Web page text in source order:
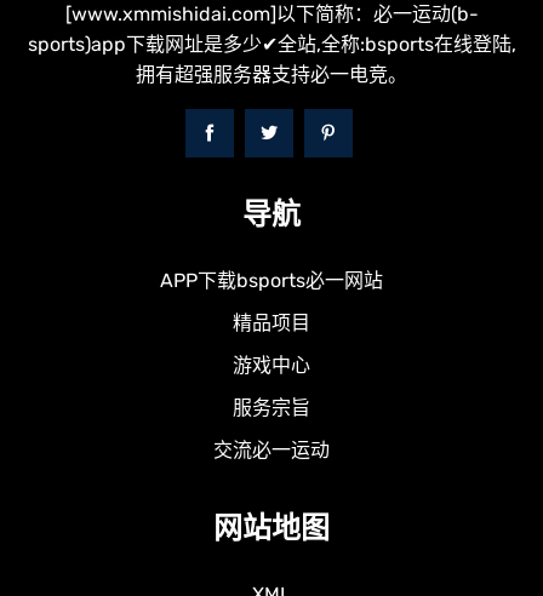
[www.xmmishidai.com]以下简称：必一运动(b-
sports)app下载网址是多少✔全站,全称:bsports在线登陆,
拥有超强服务器支持必一电竞。
导航
APP下载bsports必一网站
精品项目
游戏中心
服务宗旨
交流必一运动
网站地图